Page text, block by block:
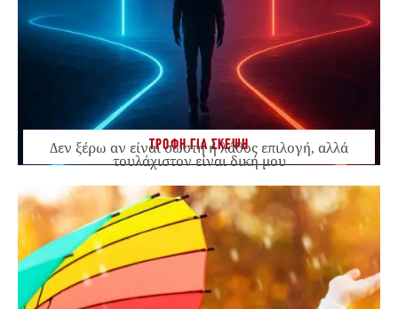
ΤΡΟΦΗ ΓΙΑ ΣΚΕΨΗ
Δεν ξέρω αν είναι σωστή ή λάθος επιλογή, αλλά
τουλάχιστον είναι δική μου